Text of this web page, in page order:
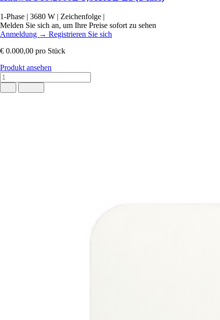
1-Phase | 3680 W | Zeichenfolge |
Melden Sie sich an, um Ihre Preise sofort zu sehen
Anmeldung → Registrieren Sie sich
€ 0.000,00 pro Stück
Produkt ansehen